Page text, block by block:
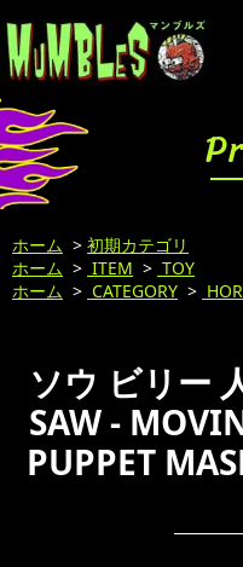
ホーム > 初期カテゴリ
ホーム > ITEM > TOY
ホーム > CATEGORY >
ソウ ビリー
SAW -
PUPPET